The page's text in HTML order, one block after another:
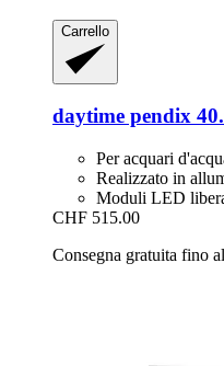
Carrello
daytime pendix
Per acquari
Realizzato in
Moduli LED
CHF 515.00
Consegna gratuita fino